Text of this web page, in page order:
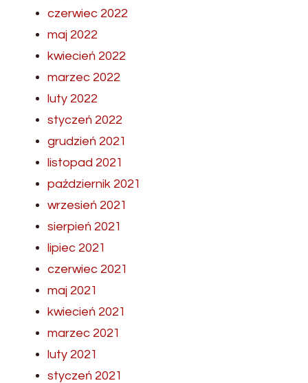
czerwiec 2022
maj 2022
kwiecień 2022
marzec 2022
luty 2022
styczeń 2022
grudzień 2021
listopad 2021
październik 2021
wrzesień 2021
sierpień 2021
lipiec 2021
czerwiec 2021
maj 2021
kwiecień 2021
marzec 2021
luty 2021
styczeń 2021